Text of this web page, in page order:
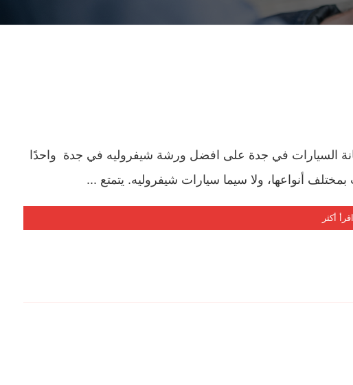
السيارات في جدة على افضل ورشة شيفروليه في جدة واحدًا
أنواعها، ولا سيما سيارات شيفروليه. يتمتع ...
اقرأ أكثر